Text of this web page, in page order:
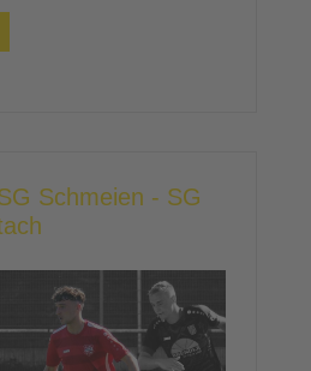
Schmeien - SG